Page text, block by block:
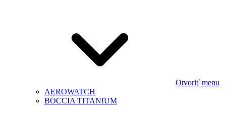
Otvoriť menu
AEROWATCH
BOCCIA TITANIUM